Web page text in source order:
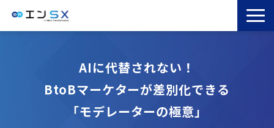
エンSXとは
サービス一覧
導入事例
AIに代替されない！
BtoBマーケターが差別化できる
「モデレーターの極意」